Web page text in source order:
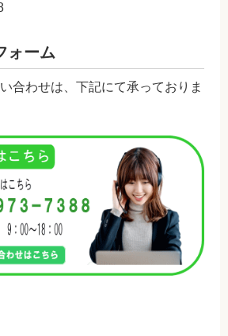
ォーム
合わせは、下記にて承っておりま